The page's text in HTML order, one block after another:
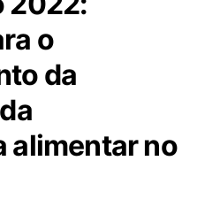
o
da
alimentar no